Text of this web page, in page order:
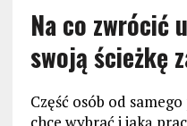
Na co zwrócić
swoją ścieżkę
Część osób od